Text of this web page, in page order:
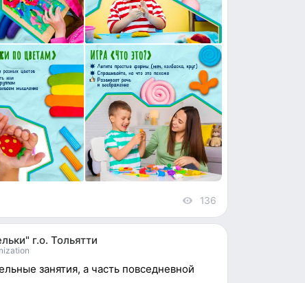
136
г.о. Тольятти
занятия, а часть повседневной